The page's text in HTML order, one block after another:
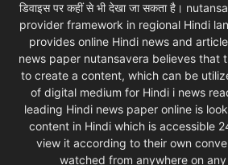
डिवाइस पर कहीं से भी देखा जा सकता है।
provider framework in regional Hindi
provides online Hindi news and
news paper nutansavera believes that
to create a content, which can be
of digital medium for Hindi i news
leading Hindi news paper online is
content in Hindi which is accessible
view it according to their own
watched from anywhere on